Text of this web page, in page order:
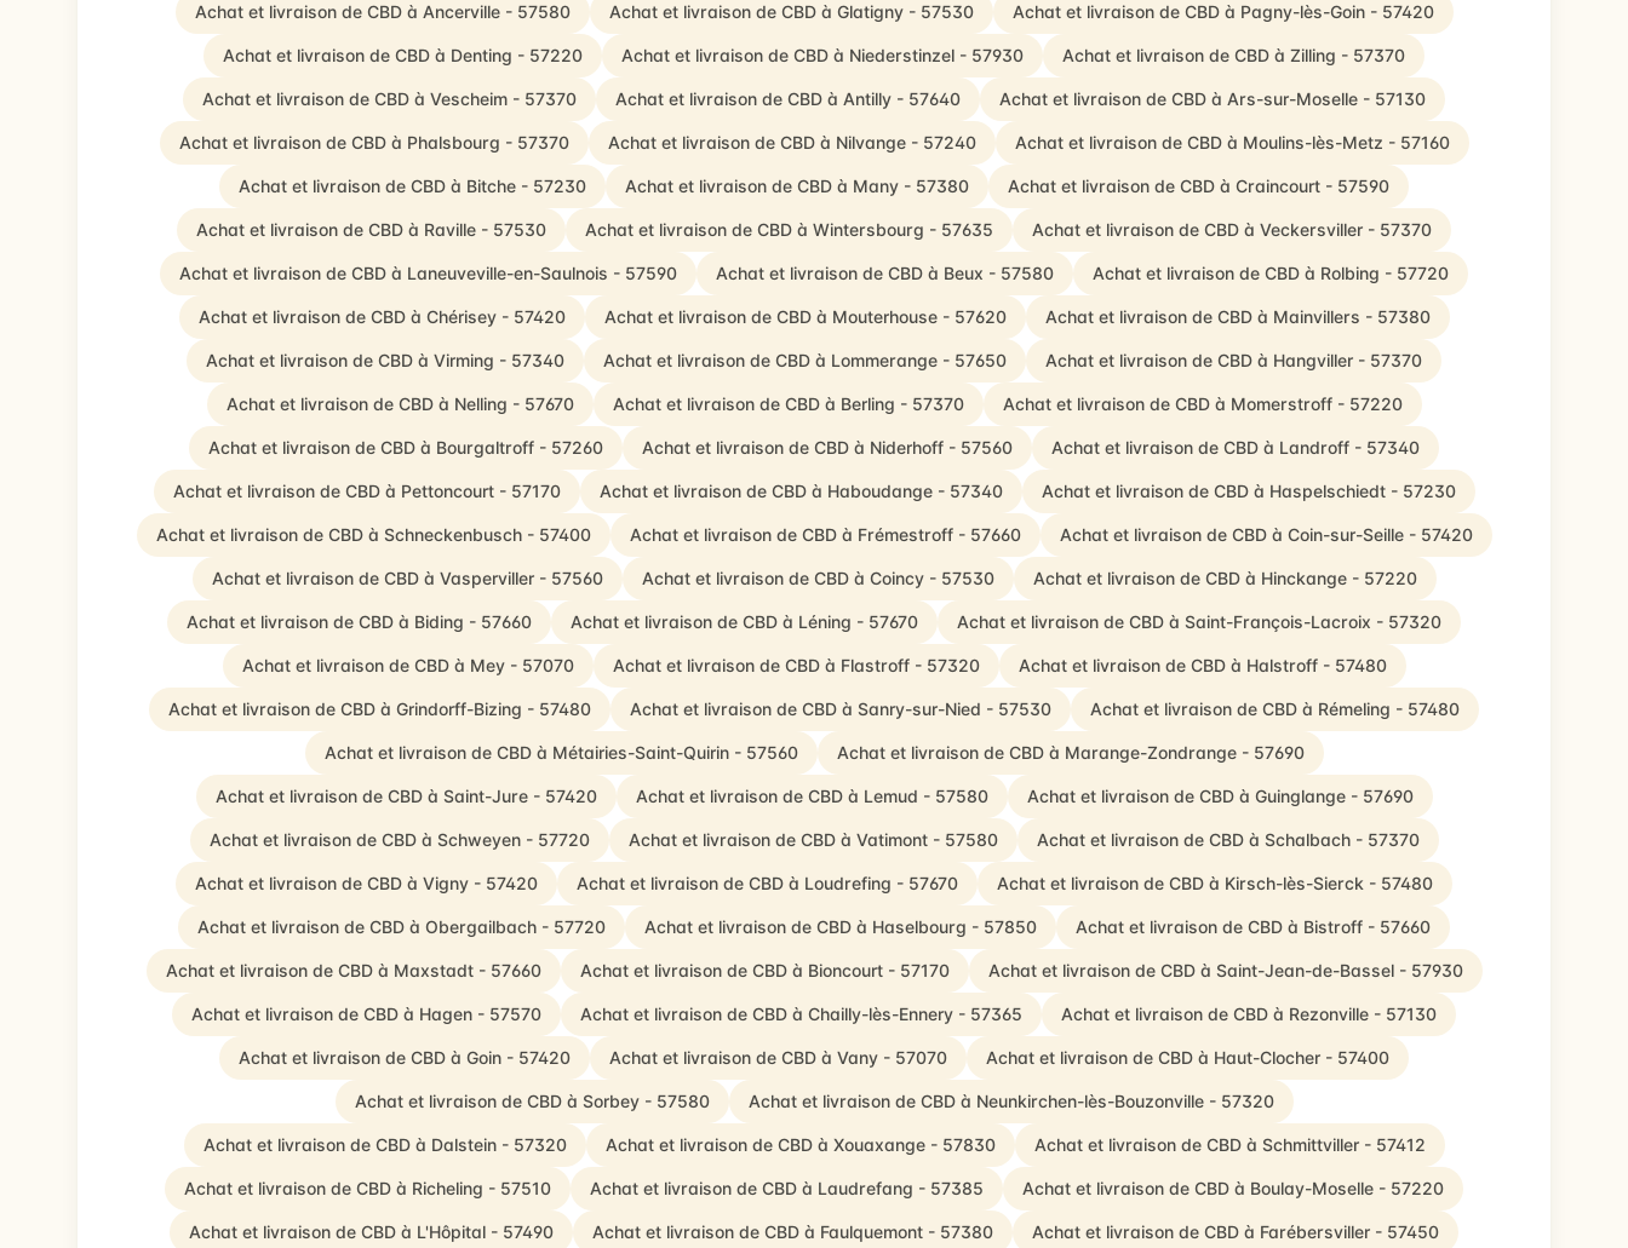
Achat et livraison de CBD à Ancerville - 57580 Achat et livraison de CBD à Glatigny - 57530 Achat et livraison de CBD à Pagny-lès-Goin - 57420
Achat et livraison de CBD à Denting - 57220 Achat et livraison de CBD à Niederstinzel - 57930 Achat et livraison de CBD à Zilling - 57370
Achat et livraison de CBD à Vescheim - 57370 Achat et livraison de CBD à Antilly - 57640 Achat et livraison de CBD à Ars-sur-Moselle - 57130
Achat et livraison de CBD à Phalsbourg - 57370 Achat et livraison de CBD à Nilvange - 57240 Achat et livraison de CBD à Moulins-lès-Metz - 57160
Achat et livraison de CBD à Bitche - 57230 Achat et livraison de CBD à Many - 57380 Achat et livraison de CBD à Craincourt - 57590
Achat et livraison de CBD à Raville - 57530 Achat et livraison de CBD à Wintersbourg - 57635 Achat et livraison de CBD à Veckersviller - 57370
Achat et livraison de CBD à Laneuveville-en-Saulnois - 57590 Achat et livraison de CBD à Beux - 57580 Achat et livraison de CBD à Rolbing - 57720
Achat et livraison de CBD à Chérisey - 57420 Achat et livraison de CBD à Mouterhouse - 57620 Achat et livraison de CBD à Mainvillers - 57380
Achat et livraison de CBD à Virming - 57340 Achat et livraison de CBD à Lommerange - 57650 Achat et livraison de CBD à Hangviller - 57370
Achat et livraison de CBD à Nelling - 57670 Achat et livraison de CBD à Berling - 57370 Achat et livraison de CBD à Momerstroff - 57220
Achat et livraison de CBD à Bourgaltroff - 57260 Achat et livraison de CBD à Niderhoff - 57560 Achat et livraison de CBD à Landroff - 57340
Achat et livraison de CBD à Pettoncourt - 57170 Achat et livraison de CBD à Haboudange - 57340 Achat et livraison de CBD à Haspelschiedt - 57230
Achat et livraison de CBD à Schneckenbusch - 57400 Achat et livraison de CBD à Frémestroff - 57660 Achat et livraison de CBD à Coin-sur-Seille - 57420
Achat et livraison de CBD à Vasperviller - 57560 Achat et livraison de CBD à Coincy - 57530 Achat et livraison de CBD à Hinckange - 57220
Achat et livraison de CBD à Biding - 57660 Achat et livraison de CBD à Léning - 57670 Achat et livraison de CBD à Saint-François-Lacroix - 57320
Achat et livraison de CBD à Mey - 57070 Achat et livraison de CBD à Flastroff - 57320 Achat et livraison de CBD à Halstroff - 57480
Achat et livraison de CBD à Grindorff-Bizing - 57480 Achat et livraison de CBD à Sanry-sur-Nied - 57530 Achat et livraison de CBD à Rémeling - 57480
Achat et livraison de CBD à Métairies-Saint-Quirin - 57560 Achat et livraison de CBD à Marange-Zondrange - 57690
Achat et livraison de CBD à Saint-Jure - 57420 Achat et livraison de CBD à Lemud - 57580 Achat et livraison de CBD à Guinglange - 57690
Achat et livraison de CBD à Schweyen - 57720 Achat et livraison de CBD à Vatimont - 57580 Achat et livraison de CBD à Schalbach - 57370
Achat et livraison de CBD à Vigny - 57420 Achat et livraison de CBD à Loudrefing - 57670 Achat et livraison de CBD à Kirsch-lès-Sierck - 57480
Achat et livraison de CBD à Obergailbach - 57720 Achat et livraison de CBD à Haselbourg - 57850 Achat et livraison de CBD à Bistroff - 57660
Achat et livraison de CBD à Maxstadt - 57660 Achat et livraison de CBD à Bioncourt - 57170 Achat et livraison de CBD à Saint-Jean-de-Bassel - 57930
Achat et livraison de CBD à Hagen - 57570 Achat et livraison de CBD à Chailly-lès-Ennery - 57365 Achat et livraison de CBD à Rezonville - 57130
Achat et livraison de CBD à Goin - 57420 Achat et livraison de CBD à Vany - 57070 Achat et livraison de CBD à Haut-Clocher - 57400
Achat et livraison de CBD à Sorbey - 57580 Achat et livraison de CBD à Neunkirchen-lès-Bouzonville - 57320
Achat et livraison de CBD à Dalstein - 57320 Achat et livraison de CBD à Xouaxange - 57830 Achat et livraison de CBD à Schmittviller - 57412
Achat et livraison de CBD à Richeling - 57510 Achat et livraison de CBD à Laudrefang - 57385 Achat et livraison de CBD à Boulay-Moselle - 57220
Achat et livraison de CBD à L'Hôpital - 57490 Achat et livraison de CBD à Faulquemont - 57380 Achat et livraison de CBD à Farébersviller - 57450